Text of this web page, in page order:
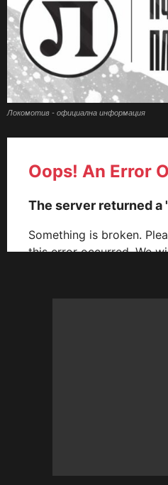
Локомотив - официална информация